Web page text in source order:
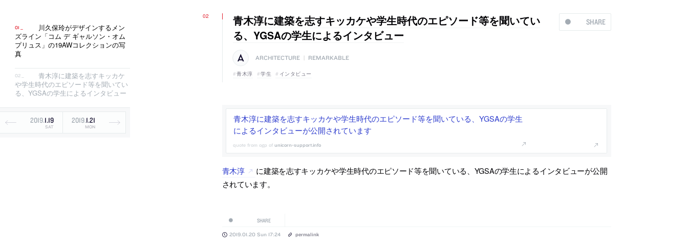
川久保玲がデザインするメン
ズライン「コム デ ギャルソン・オム
プリュス」の19AWコレクションの写
真
青木淳に建築を志すキッカケ
や学生時代のエピソード等を聞いてい
る、YGSAの学生によるインタビュー
2019.1.19
SAT
2019.1.21
MON
SHARE
青木淳に建築を志すキッカケや学生時代のエピソード等を聞いてい
る、YGSAの学生によるインタビュー
ARCHITECTURE REMARKABLE
青木淳 学生 インタビュー
青木淳に建築を志すキッカケや学生時代のエピソード等を聞いている、YGSAの学生
によるインタビューが公開されています
unicorn-support.info
青木淳
に建築を志すキッカケや学生時代のエピソード等を聞いている、YGSAの学生によるインタビューが公開
されています。
SHARE
2019.01.20 Sun 17:24 permalink